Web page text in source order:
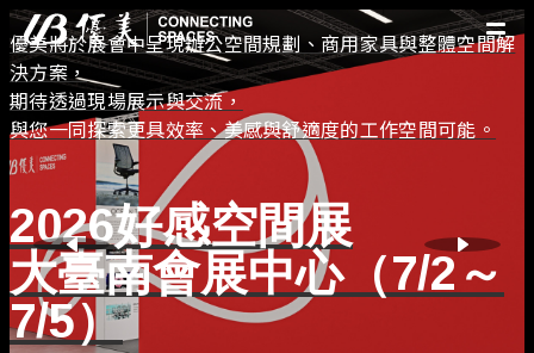
優美產品
精選案例
優美脈動
常見問題
關於優美
優美服務
人才招募
聯絡我們
優美將於展會中呈現辦公空間規劃、商用家具與整體空間解
決方案，
期待透過現場展示與交流，
與您一同探索更具效率、美感與舒適度的工作空間可能。
2026好感空間展
大臺南會展中心（7/2～
7/5）